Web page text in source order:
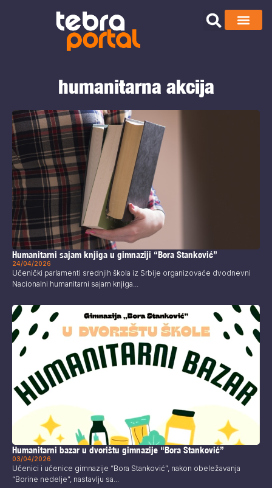
humanitarna akcija
Humanitarni sajam knjiga u gimnaziji “Bora Stanković”
24/04/2026
Učenički parlamenti srednjih škola iz Srbije organizovaće dvodnevni
Nacionalni humanitarni sajam knjiga...
Humanitarni bazar u dvorištu gimnazije “Bora Stanković”
03/04/2026
Učenici i učenice gimnazije “Bora Stanković”, nakon obeležavanja
“Borine nedelje”, nastavlju sa...